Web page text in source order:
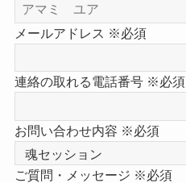
メールアドレス ※必須
連絡の取れる電話番号 ※必須
お問い合わせ内容 ※必須
ご質問・メッセージ ※必須